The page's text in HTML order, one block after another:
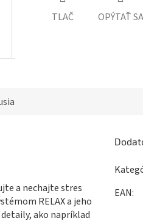
TLAČ OPÝTAŤ SA
a nechajte stres
RELAX a jeho
ako napríklad
EAN: